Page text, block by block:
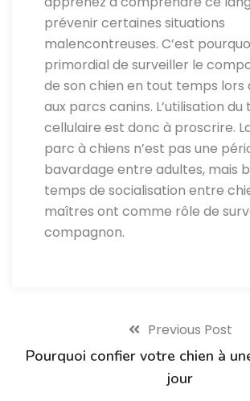
prévenir certaines situations
malencontreuses. C’est
primordial de surveiller le
de son chien en tout temps lors
aux parcs canins. L’utilisation
cellulaire est donc à proscrire.
parc à chiens n’est pas une
bavardage entre adultes, mais
temps de socialisation entre
maîtres ont comme rôle de
compagnon.
Previous Post
Pourquoi confier votre chien à
jour